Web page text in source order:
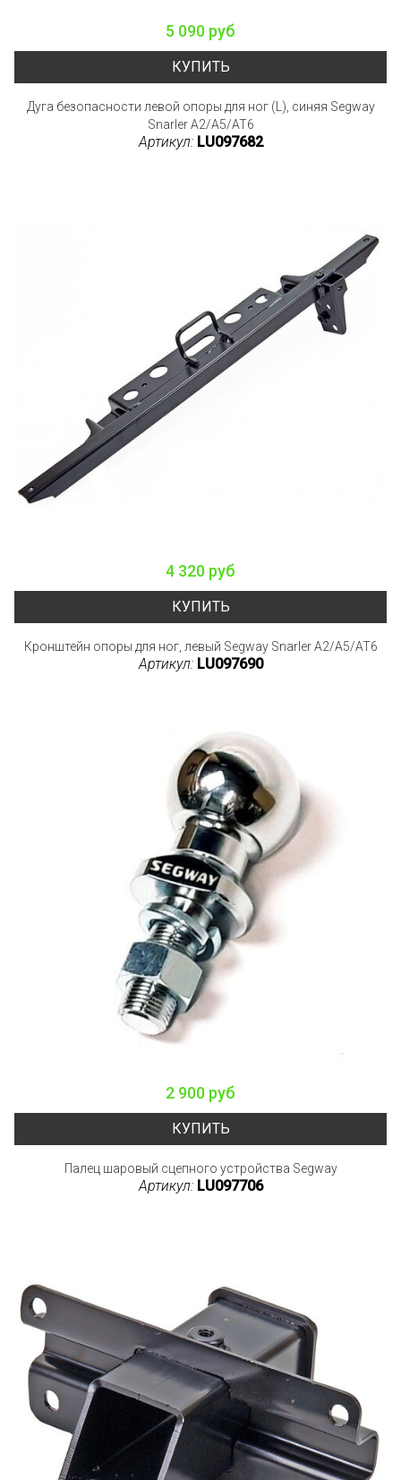
5 090 руб
КУПИТЬ
Дуга безопасности левой опоры для ног (L), синяя Segway
Snarler A2/A5/AT6
Артикул: LU097682
4 320 руб
КУПИТЬ
Кронштейн опоры для ног, левый Segway Snarler A2/A5/AT6
Артикул: LU097690
2 900 руб
КУПИТЬ
Палец шаровый сцепного устройства Segway
Артикул: LU097706